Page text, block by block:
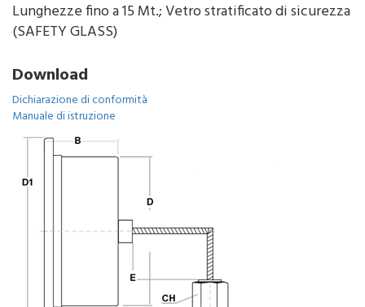
Lunghezze fino a 15 Mt.; Vetro stratificato di sicurezza
(SAFETY GLASS)
Download
Dichiarazione di conformità
Manuale di istruzione